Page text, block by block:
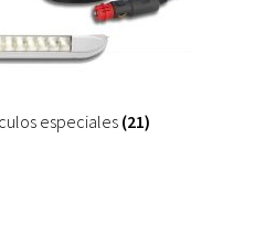
especiales (21)